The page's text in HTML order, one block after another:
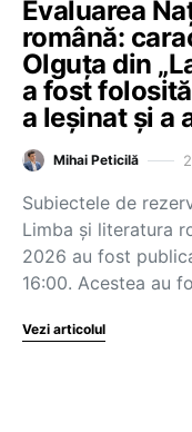
Evaluarea
română:
Olguța din
a fost
a leșinat și a
Mihai Peticilă
Subiectele de
Limba și literatura
2026 au fost
16:00. Acestea au
Vezi articolul